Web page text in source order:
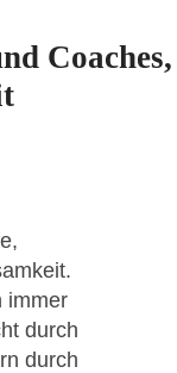
Coaches,
immer
durch
durch